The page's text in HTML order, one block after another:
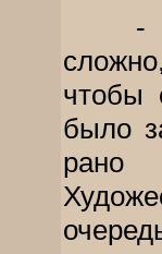
-
чтобы
было